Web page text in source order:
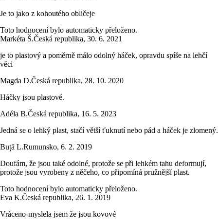
Je to jako z kohoutého obličeje
Toto hodnocení bylo automaticky přeloženo.
Markéta Š.Česká republika, 30. 6. 2021
je to plastový a poměrně málo odolný háček, opravdu spíše na lehčí
věci
Magda D.Česká republika, 28. 10. 2020
Háčky jsou plastové.
Adéla B.Česká republika, 16. 5. 2023
Jedná se o lehký plast, stačí větší ťuknutí nebo pád a háček je zlomený.
Buță L.Rumunsko, 6. 2. 2019
Doufám, že jsou také odolné, protože se při lehkém tahu deformují,
protože jsou vyrobeny z něčeho, co připomíná pružnější plast.
Toto hodnocení bylo automaticky přeloženo.
Eva K.Česká republika, 26. 1. 2019
Vráceno-myslela jsem že jsou kovové